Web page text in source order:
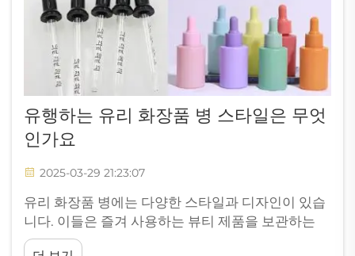
유행하는 유리 화장품 병 스타일은 무엇
인가요
2025-03-29 21:23:07
유리 화장품 병에는 다양한 스타일과 디자인이 있습
니다. 이들은 즐겨 사용하는 뷰티 제품을 보관하는
데 훌륭한 방법입니다. 세련되고 모던한 병부터 빈티